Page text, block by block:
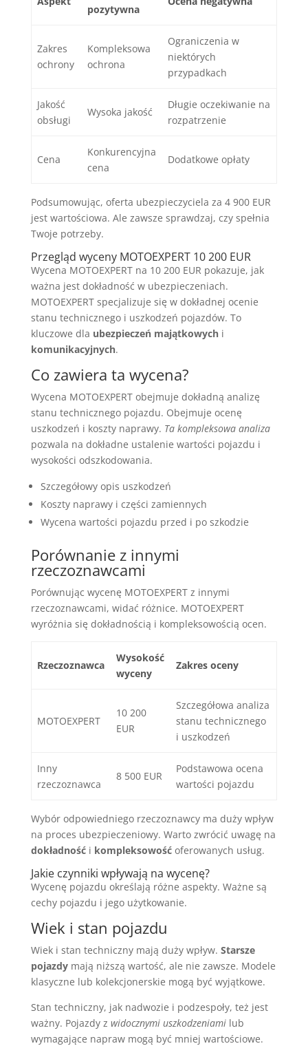
pozytywna
Zakres
ochrony
Kompleksowa
ochrona
Ograniczenia w
niektórych
przypadkach
Jakość
obsługi
Wysoka jakość
Długie oczekiwanie na
rozpatrzenie
Cena
Konkurencyjna
cena
Dodatkowe opłaty
Podsumowując, oferta ubezpieczyciela za 4 900 EUR
jest wartościowa. Ale zawsze sprawdzaj, czy spełnia
Twoje potrzeby.
Przegląd wyceny MOTOEXPERT 10 200 EUR
Wycena MOTOEXPERT na 10 200 EUR pokazuje, jak
ważna jest dokładność w ubezpieczeniach.
MOTOEXPERT specjalizuje się w dokładnej ocenie
stanu technicznego i uszkodzeń pojazdów. To
kluczowe dla ubezpieczeń majątkowychi
komunikacyjnych.
Co zawiera ta wycena?
Wycena MOTOEXPERT obejmuje dokładną analizę
stanu technicznego pojazdu. Obejmuje ocenę
uszkodzeń i koszty naprawy. Ta kompleksowa analiza
pozwala na dokładne ustalenie wartości pojazdu i
wysokości odszkodowania.
Szczegółowy opis uszkodzeń
Koszty naprawy i części zamiennych
Wycena wartości pojazdu przed i po szkodzie
Porównanie z innymi
rzeczoznawcami
Porównując wycenę MOTOEXPERT z innymi
rzeczoznawcami, widać różnice. MOTOEXPERT
wyróżnia się dokładnością i kompleksowością ocen.
Rzeczoznawca
Wysokość
wyceny
Zakres oceny
MOTOEXPERT
10 200
EUR
Szczegółowa analiza
stanu technicznego
i uszkodzeń
Inny
rzeczoznawca
8 500 EUR
Podstawowa ocena
wartości pojazdu
Wybór odpowiedniego rzeczoznawcy ma duży wpływ
na proces ubezpieczeniowy. Warto zwrócić uwagę na
dokładnośći kompleksowośćoferowanych usług.
Jakie czynniki wpływają na wycenę?
Wycenę pojazdu określają różne aspekty. Ważne są
cechy pojazdu i jego użytkowanie.
Wiek i stan pojazdu
Wiek i stan techniczny mają duży wpływ. Starsze
pojazdymają niższą wartość, ale nie zawsze. Modele
klasyczne lub kolekcjonerskie mogą być wyjątkowe.
Stan techniczny, jak nadwozie i podzespoły, też jest
ważny. Pojazdy z widocznymi uszkodzeniamilub
wymagające napraw mogą być mniej wartościowe.